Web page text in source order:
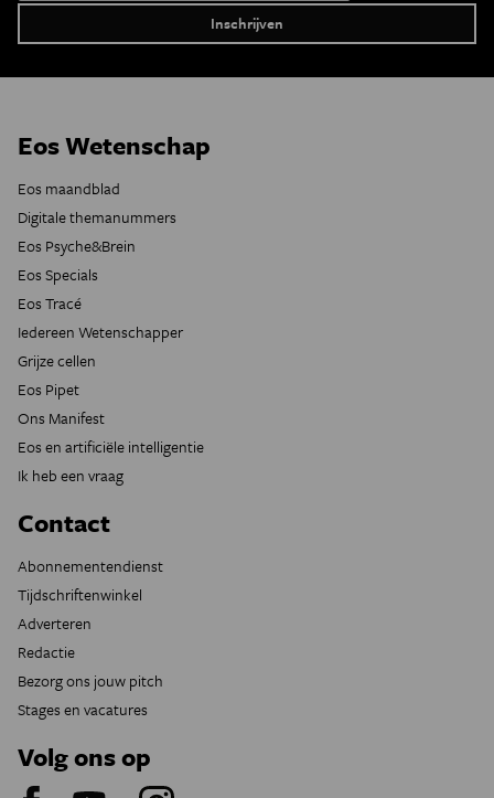
Eos Wetenschap
Eos maandblad
Digitale themanummers
Eos Psyche&Brein
Eos Specials
Eos Tracé
Iedereen Wetenschapper
Grijze cellen
Eos Pipet
Ons Manifest
Eos en artificiële intelligentie
Ik heb een vraag
Contact
Abonnementendienst
Tijdschriftenwinkel
Adverteren
Redactie
Bezorg ons jouw pitch
Stages en vacatures
Volg ons op